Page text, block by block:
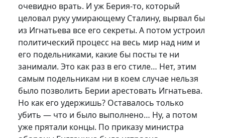
очевидно врать. И уж Берия-то, который
целовал руку умирающему Сталину, вырвал бы
из Игнатьева все его секреты. А потом устроил
политический процесс на весь мир над ним и
его подельниками, какие бы посты те ни
занимали. Это как раз в его стиле… Нет, этим
самым подельникам ни в коем случае нельзя
было позволить Берии арестовать Игнатьева.
Но как его удержишь? Оставалось только
убить — что и было выполнено… Ну, а потом
уже прятали концы. По приказу министра